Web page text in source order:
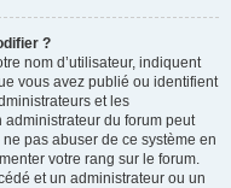
?
nom d’utilisateur, indiquent
vous avez publié ou identifient
et les
du forum peut
pas abuser de ce système en
votre rang sur le forum.
et un administrateur ou un